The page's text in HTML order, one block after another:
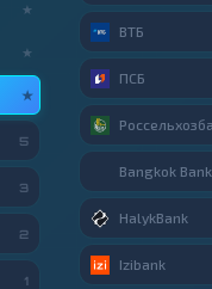
★
★
★
5
3
2
1
ВТБ
ПСБ
Bangkok Bank
HalykBank
Izibank